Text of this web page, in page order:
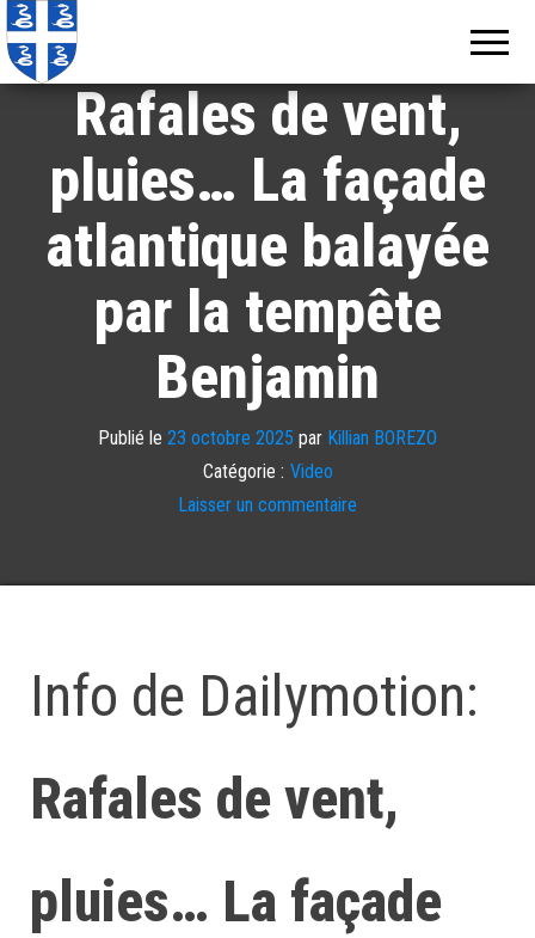
Rafales de vent,
pluies… La façade
atlantique balayée
par la tempête
Benjamin
Publié le 23 octobre 2025 par Killian BOREZO
Catégorie : Video
Laisser un commentaire
Info de Dailymotion:
Rafales de vent,
pluies… La façade